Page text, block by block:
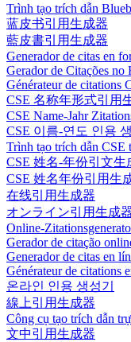
Trình tạo trích dẫn
蓝皮书引用生成器
藍皮書引用生成器
Generador de citas en
Gerador de Citações
Générateur de citations
CSE 名称年形式引用
CSE Name-Jahr
CSE 이름-연도 인용
Trình tạo trích dẫn CSE
CSE 姓名-年份引文生
CSE 姓名年份引用生
在线引用生成器
オンライン引用生成
Online-
Gerador de citação
Generador de citas en
Générateur de citations
온라인 인용 생성기
線上引用生成器
Công cụ tạo trích dẫn
文中引用生成器